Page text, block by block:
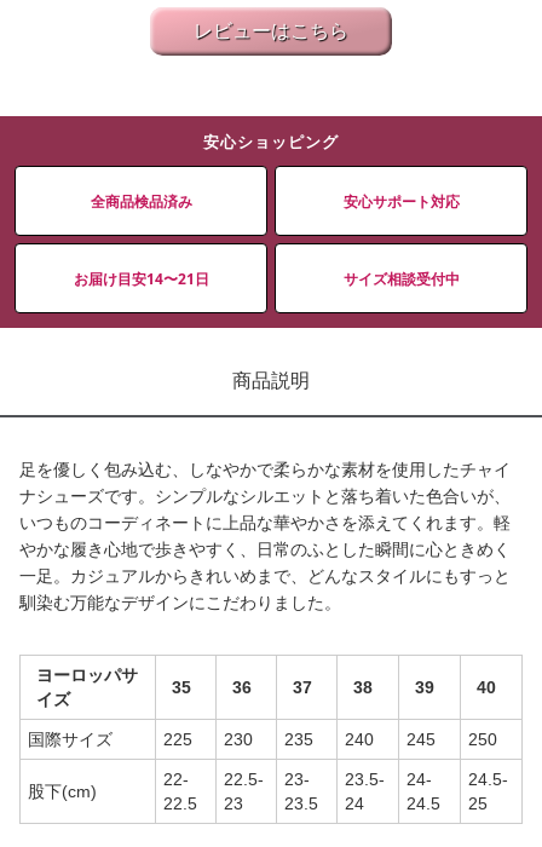
レビューはこちら
安心ショッピング
全商品検品済み 安心サポート対応
お届け目安14〜21日 サイズ相談受付中
商品説明
足を優しく包み込む、しなやかで柔らかな素材を使用したチャイ
ナシューズです。シンプルなシルエットと落ち着いた色合いが、
いつものコーディネートに上品な華やかさを添えてくれます。軽
やかな履き心地で歩きやすく、日常のふとした瞬間に心ときめく
一足。カジュアルからきれいめまで、どんなスタイルにもすっと
馴染む万能なデザインにこだわりました。
ヨーロッパサ
イズ
35 36 37 38 39 40
国際サイズ 225 230 235 240 245 250
股下(cm)
22-
22.5
22.5-
23
23-
23.5
23.5-
24
24-
24.5
24.5-
25